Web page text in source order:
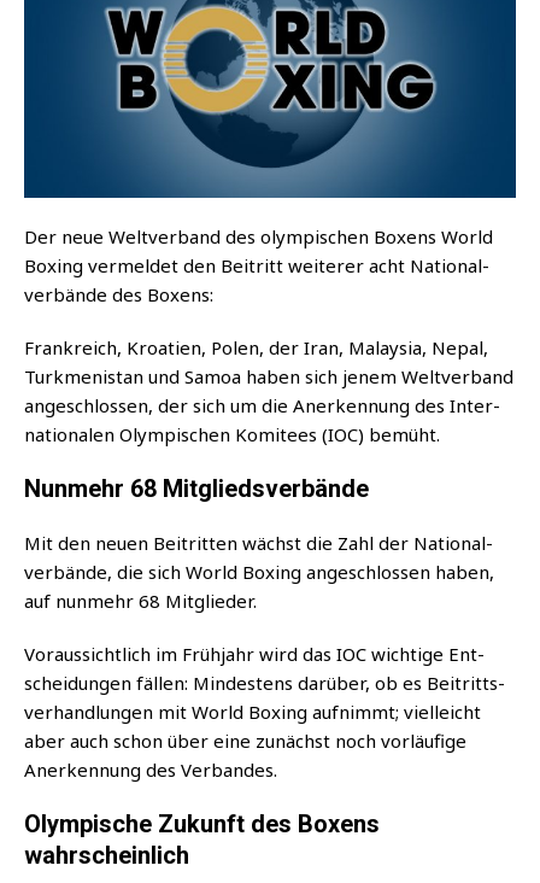
Der neue Welt­ver­band des olym­pi­schen Boxens World
Boxing ver­mel­det den Bei­tritt wei­te­rer acht Natio­nal­
ver­bän­de des Boxens:
Frank­reich, Kroa­ti­en, Polen, der Iran, Malay­sia, Nepal,
Turk­me­ni­stan und Samoa haben sich jenem Welt­ver­band
ange­schlos­sen, der sich um die Aner­ken­nung des Inter­
na­tio­na­len Olym­pi­schen Komi­tees (IOC) bemüht.
Nunmehr 68 Mitgliedsverbände
Mit den neu­en Bei­trit­ten wächst die Zahl der Natio­nal­
ver­bän­de, die sich World Boxing ange­schlos­sen haben,
auf nun­mehr 68 Mitglieder.
Vor­aus­sicht­lich im Früh­jahr wird das IOC wich­ti­ge Ent­
schei­dun­gen fäl­len: Min­des­tens dar­über, ob es Bei­tritts­
ver­hand­lun­gen mit World Boxing auf­nimmt; viel­leicht
aber auch schon über eine zunächst noch vor­läu­fi­ge
Aner­ken­nung des Verbandes.
Olympische Zukunft des Boxens
wahrscheinlich